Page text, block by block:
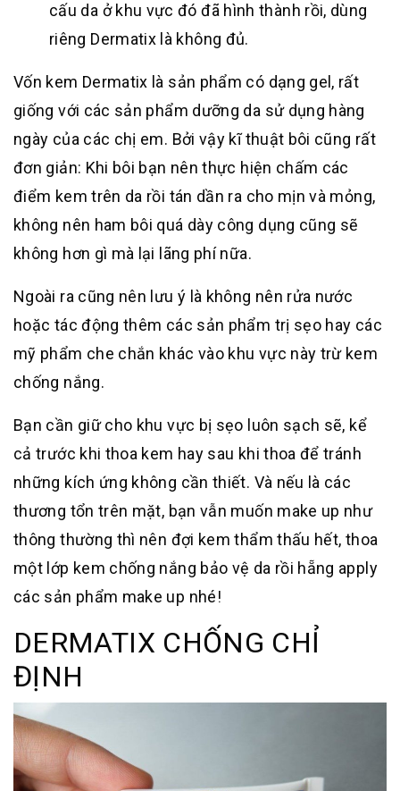
cấu da ở khu vực đó đã hình thành rồi, dùng
riêng Dermatix là không đủ.
Vốn kem Dermatix là sản phẩm có dạng gel, rất
giống với các sản phẩm dưỡng da sử dụng hàng
ngày của các chị em. Bởi vậy kĩ thuật bôi cũng rất
đơn giản: Khi bôi bạn nên thực hiện chấm các
điểm kem trên da rồi tán dần ra cho mịn và mỏng,
không nên ham bôi quá dày công dụng cũng sẽ
không hơn gì mà lại lãng phí nữa.
Ngoài ra cũng nên lưu ý là không nên rửa nước
hoặc tác động thêm các sản phẩm trị sẹo hay các
mỹ phẩm che chắn khác vào khu vực này trừ kem
chống nắng.
Bạn cần giữ cho khu vực bị sẹo luôn sạch sẽ, kể
cả trước khi thoa kem hay sau khi thoa để tránh
những kích ứng không cần thiết. Và nếu là các
thương tổn trên mặt, bạn vẫn muốn make up như
thông thường thì nên đợi kem thẩm thấu hết, thoa
một lớp kem chống nắng bảo vệ da rồi hẵng apply
các sản phẩm make up nhé!
DERMATIX CHỐNG CHỈ
ĐỊNH